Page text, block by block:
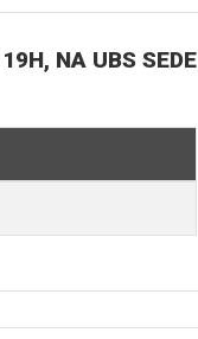
NA UBS SEDE